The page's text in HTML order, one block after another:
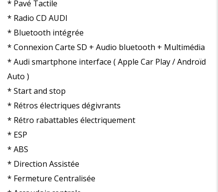
* Pavé Tactile
* Radio CD AUDI
* Bluetooth intégrée
* Connexion Carte SD + Audio bluetooth + Multimédia
* Audi smartphone interface ( Apple Car Play / Androïd
Auto )
* Start and stop
* Rétros électriques dégivrants
* Rétro rabattables électriquement
* ESP
* ABS
* Direction Assistée
* Fermeture Centralisée